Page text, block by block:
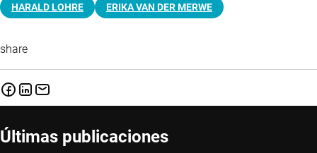
HARALD LOHRE ERIKA VAN DER MERWE
share
Últimas publicaciones